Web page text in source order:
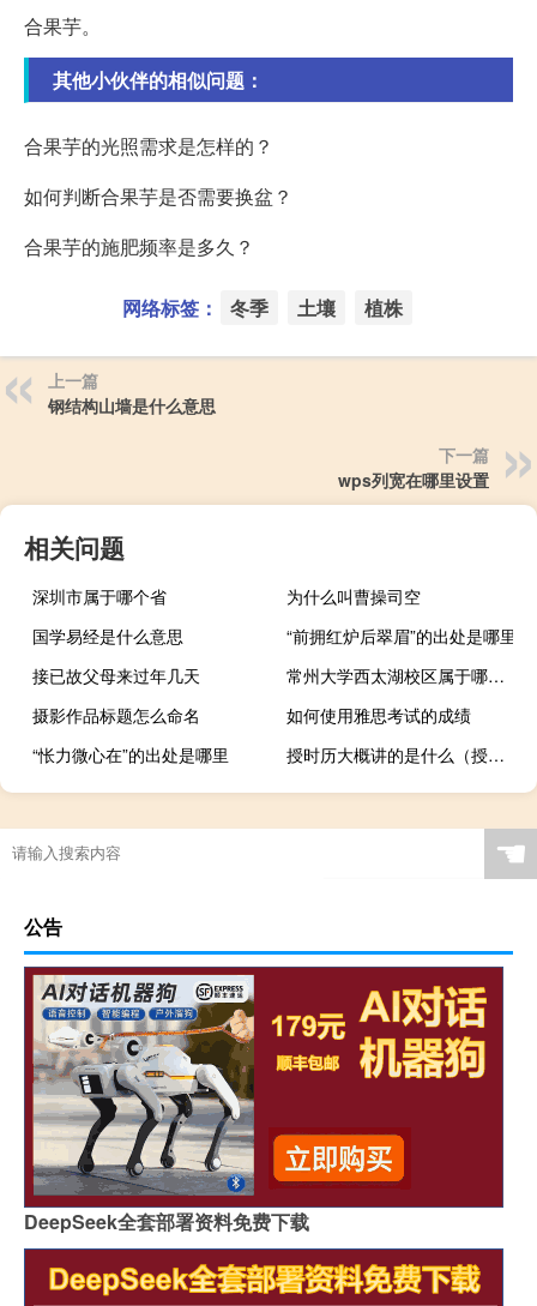
合果芋。
其他小伙伴的相似问题：
合果芋的光照需求是怎样的？
如何判断合果芋是否需要换盆？
合果芋的施肥频率是多久？
网络标签： 冬季 土壤 植株
上一篇
钢结构山墙是什么意思
下一篇
wps列宽在哪里设置
相关问题
深圳市属于哪个省
为什么叫曹操司空
国学易经是什么意思
“前拥红炉后翠眉”的出处是哪里
接已故父母来过年几天
常州大学西太湖校区属于哪个镇
摄影作品标题怎么命名
如何使用雅思考试的成绩
“怅力微心在”的出处是哪里
授时历大概讲的是什么（授时历）
☚
公告
DeepSeek全套部署资料免费下载